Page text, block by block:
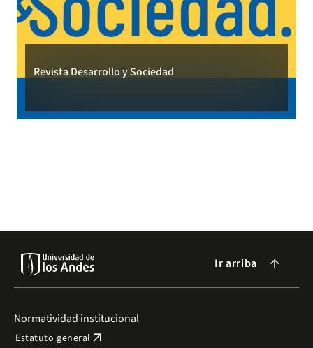
Revista Desarrollo y Sociedad
Ir arriba arrow_forward
Normatividad institucional
Estatuto general arrow_outward